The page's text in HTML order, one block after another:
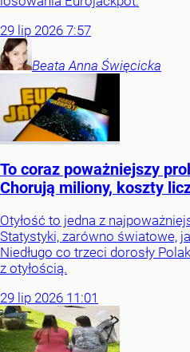
29 lip 2026 7:57
Beata Anna Święcicka
To coraz poważniejszy
Chorują miliony, koszty
Otyłość to jedna z
Statystyki, zarówno światowe,
Niedługo co trzeci dorosły
z otyłością.
29 lip 2026 11:01